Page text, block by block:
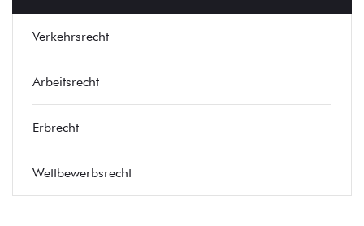
Verkehrsrecht
Arbeitsrecht
Erbrecht
Wettbewerbsrecht